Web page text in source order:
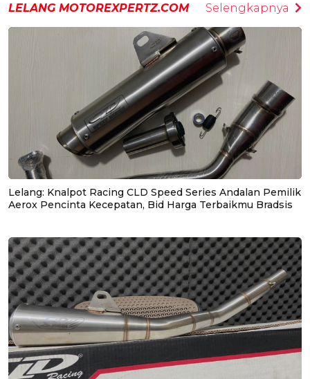
LELANG MOTOREXPERTZ.COM Selengkapnya
Lelang: Knalpot Racing CLD Speed Series Andalan Pemilik
Aerox Pencinta Kecepatan, Bid Harga Terbaikmu Bradsis